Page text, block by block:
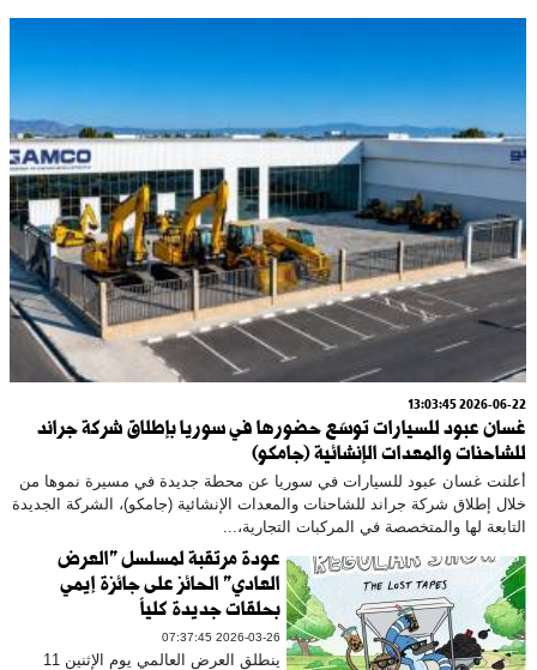
2026-06-22 13:03:45
غسان عبود للسيارات توسّع حضورها في سوريا بإطلاق شركة جراند
للشاحنات والمعدات الإنشائية (جامكو)
أعلنت غسان عبود للسيارات في سوريا عن محطة جديدة في مسيرة نموها من
خلال إطلاق شركة جراند للشاحنات والمعدات الإنشائية (جامكو)، الشركة الجديدة
التابعة لها والمتخصصة في المركبات التجارية،...
عودة مرتقبة لمسلسل "العرض
العادي" الحائز على جائزة إيمي
بحلقات جديدة كلياً
2026-03-26 07:37:45
ينطلق العرض العالمي يوم الإثنين 11